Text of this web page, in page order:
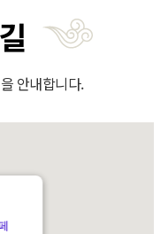
안내합니다.